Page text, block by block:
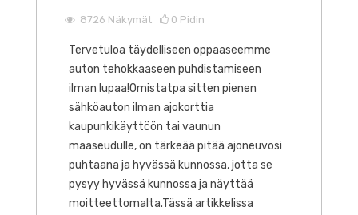
8726 Näkymät 0 Pidin
Tervetuloa täydelliseen oppaaseemme
auton tehokkaaseen puhdistamiseen
ilman lupaa!Omistatpa sitten pienen
sähköauton ilman ajokorttia
kaupunkikäyttöön tai vaunun
maaseudulle, on tärkeää pitää ajoneuvosi
puhtaana ja hyvässä kunnossa, jotta se
pysyy hyvässä kunnossa ja näyttää
moitteettomalta.Tässä artikkelissa